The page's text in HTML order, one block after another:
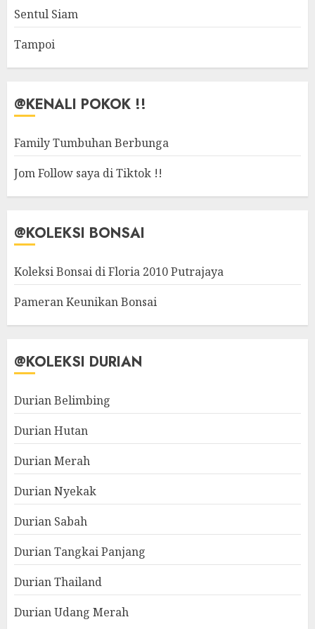
Sentul Siam
Tampoi
@KENALI POKOK !!
Family Tumbuhan Berbunga
Jom Follow saya di Tiktok !!
@KOLEKSI BONSAI
Koleksi Bonsai di Floria 2010 Putrajaya
Pameran Keunikan Bonsai
@KOLEKSI DURIAN
Durian Belimbing
Durian Hutan
Durian Merah
Durian Nyekak
Durian Sabah
Durian Tangkai Panjang
Durian Thailand
Durian Udang Merah